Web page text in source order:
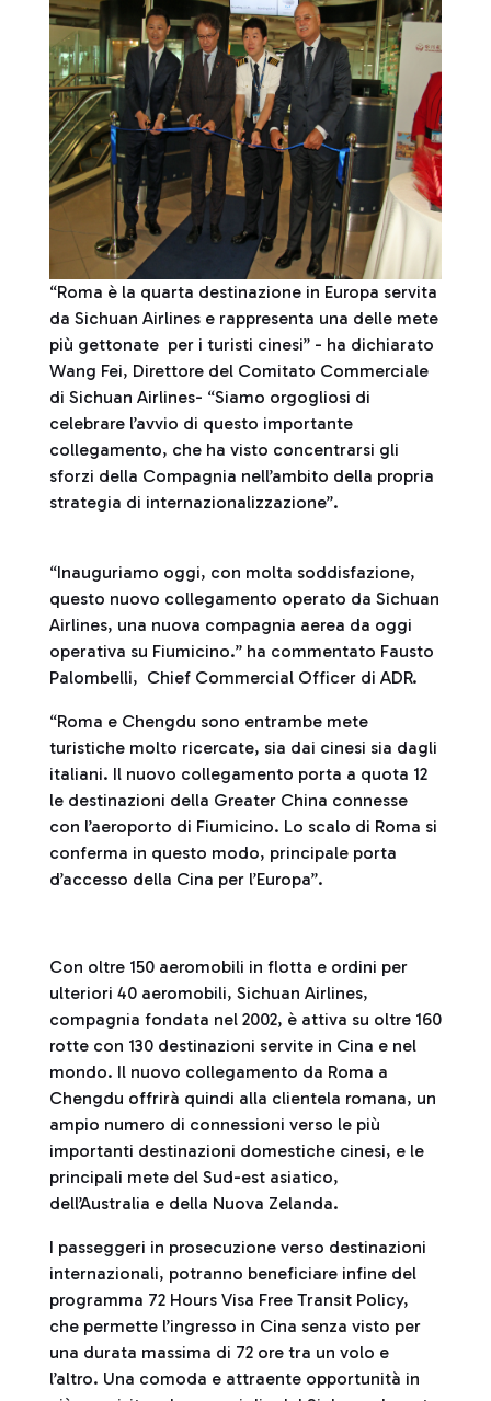
“Roma è la quarta destinazione in Europa servita
da Sichuan Airlines e rappresenta una delle mete
più gettonate per i turisti cinesi” - ha dichiarato
Wang Fei, Direttore del Comitato Commerciale
di Sichuan Airlines- “Siamo orgogliosi di
celebrare l’avvio di questo importante
collegamento, che ha visto concentrarsi gli
sforzi della Compagnia nell’ambito della propria
strategia di internazionalizzazione”.
“Inauguriamo oggi, con molta soddisfazione,
questo nuovo collegamento operato da Sichuan
Airlines, una nuova compagnia aerea da oggi
operativa su Fiumicino.” ha commentato Fausto
Palombelli, Chief Commercial Officer di ADR.
“Roma e Chengdu sono entrambe mete
turistiche molto ricercate, sia dai cinesi sia dagli
italiani. Il nuovo collegamento porta a quota 12
le destinazioni della Greater China connesse
con l’aeroporto di Fiumicino. Lo scalo di Roma si
conferma in questo modo, principale porta
d’accesso della Cina per l’Europa”.
Con oltre 150 aeromobili in flotta e ordini per
ulteriori 40 aeromobili, Sichuan Airlines,
compagnia fondata nel 2002, è attiva su oltre 160
rotte con 130 destinazioni servite in Cina e nel
mondo. Il nuovo collegamento da Roma a
Chengdu offrirà quindi alla clientela romana, un
ampio numero di connessioni verso le più
importanti destinazioni domestiche cinesi, e le
principali mete del Sud-est asiatico,
dell’Australia e della Nuova Zelanda.
I passeggeri in prosecuzione verso destinazioni
internazionali, potranno beneficiare infine del
programma 72 Hours Visa Free Transit Policy,
che permette l’ingresso in Cina senza visto per
una durata massima di 72 ore tra un volo e
l’altro. Una comoda e attraente opportunità in